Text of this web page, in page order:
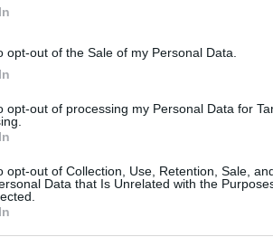
opt-out of the Sale of my Personal Data.
opt-out of processing my Personal Data for
opt-out of Collection, Use, Retention, Sale,
Data that Is Unrelated with the
matematika) területeken.
, 2021-ben még mindig csak
szerint a kulcs a megfelelő
fiús dolognak tartották,
már a lányok is kezdenek
látnak női tudósokat a való